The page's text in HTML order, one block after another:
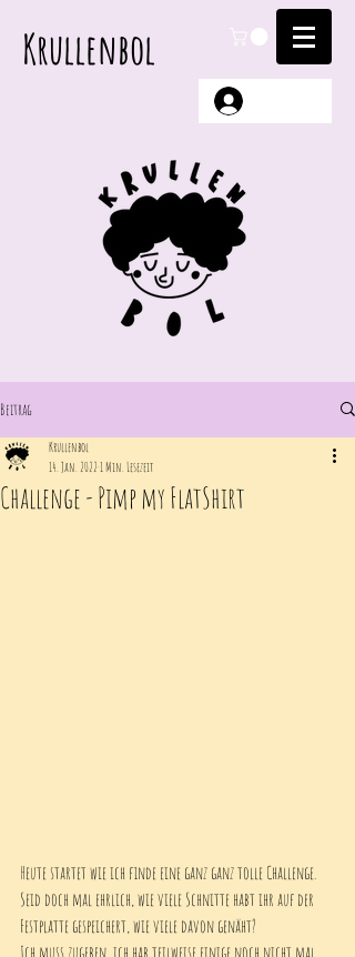
Krullenbol
Beitrag
Challenge - Pimp my FlatShirt
Krullenbol
14. Jan. 2022 1 Min. Lesezeit
Heute startet wie ich finde eine ganz ganz tolle Challenge.
Seid doch mal ehrlich, wie viele Schnitte habt ihr auf der
Festplatte gespeichert, wie viele davon genäht?
Ich muss zugeben, ich hab teilweise einige noch nicht mal